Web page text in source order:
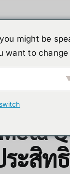
3 อย่า
ะสิท
might be
want to change